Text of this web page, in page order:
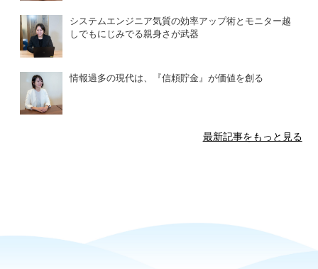
システムエンジニア気質の効率アップ術とモニター越
しでもにじみでる親身さが武器
情報過多の現代は、『信頼貯金』が価値を創る
最新記事をもっと見る